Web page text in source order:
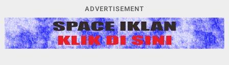
ADVERTISEMENT